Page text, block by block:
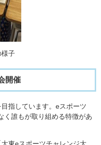
様子
開催
指しています。eスポーツ
く誰もが取り組める特徴があ